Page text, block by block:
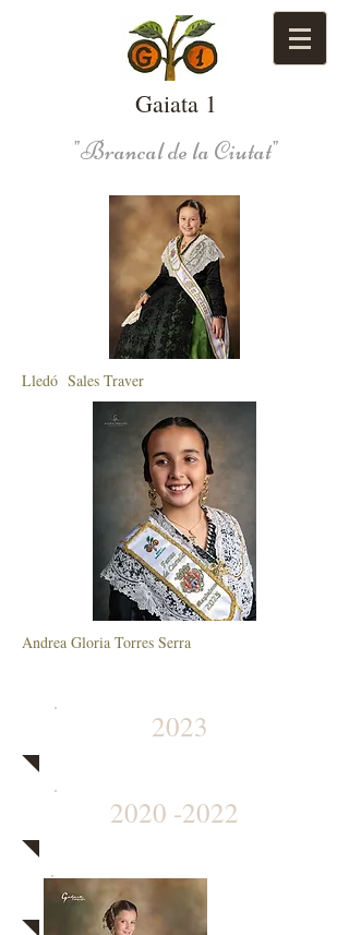
Gaiata 1
"Brancal de la Ciutat"
Lledó Sales Traver
Andrea Gloria Torres Serra
2023
2020 -2022
2019